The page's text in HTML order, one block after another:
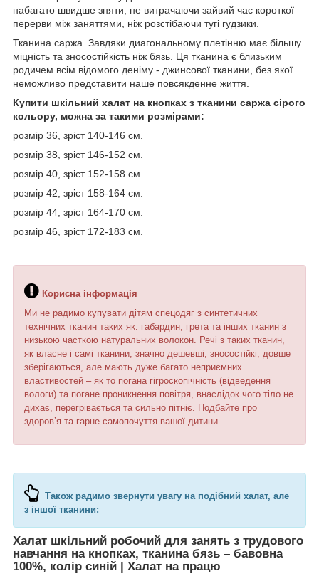
набагато швидше зняти, не витрачаючи зайвий час короткої
перерви між заняттями, ніж розстібаючи тугі гудзики.
Тканина саржа. Завдяки диагональному плетінню має більшу
міцність та зносостійкість ніж бязь. Ця тканина є близьким
родичем всім відомого деніму - джинсової тканини, без якої
неможливо представити наше повсякденне життя.
Купити шкільний халат на кнопках з тканини саржа сірого
кольору, можна за такими розмірами:
розмір 36, зріст 140-146 см.
розмір 38, зріст 146-152 см.
розмір 40, зріст 152-158 см.
розмір 42, зріст 158-164 см.
розмір 44, зріст 164-170 см.
розмір 46, зріст 172-183 см.
Корисна інформація
Ми не радимо купувати дітям спецодяг з синтетичних
технічних тканин таких як: габардин, грета та інших тканин з
низькою часткою натуральних волокон. Речі з таких тканин,
як власне і самі тканини, значно дешевші, зносостійкі, довше
зберігаються, але мають дуже багато неприємних
властивостей – як то погана гігроскопічність (відведення
вологи) та погане проникнення повітря, внаслідок чого тіло не
дихає, перегрівається та сильно пітніє. Подбайте про
здоров’я та гарне самопочуття вашої дитини.
Також радимо звернути увагу на подібний халат, але
з іншої тканини:
Халат шкільний робочий для занять з трудового
навчання на кнопках, тканина бязь – бавовна
100%, колір синій
| Халат на працю